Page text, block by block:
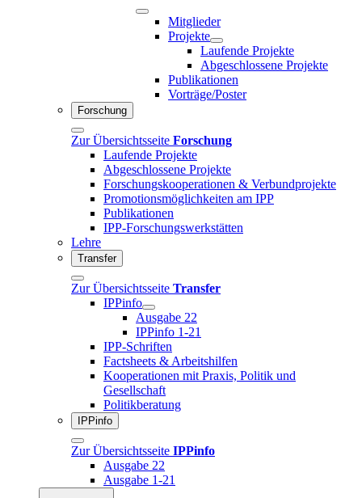
Mitglieder
Projekte
Laufende Projekte
Abgeschlossene Projekte
Publikationen
Vorträge/Poster
Forschung
Zur Übersichtsseite Forschung
Laufende Projekte
Abgeschlossene Projekte
Forschungskooperationen & Verbundprojekte
Promotionsmöglichkeiten am IPP
Publikationen
IPP-Forschungswerkstätten
Lehre
Transfer
Zur Übersichtsseite Transfer
IPPinfo
Ausgabe 22
IPPinfo 1-21
IPP-Schriften
Factsheets & Arbeitshilfen
Kooperationen mit Praxis, Politik und
Gesellschaft
Politikberatung
IPPinfo
Zur Übersichtsseite IPPinfo
Ausgabe 22
Ausgabe 1-21